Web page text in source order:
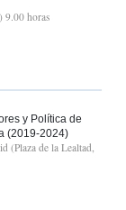
9.00 horas
y Política de
(2019-2024)
(Plaza de la Lealtad,